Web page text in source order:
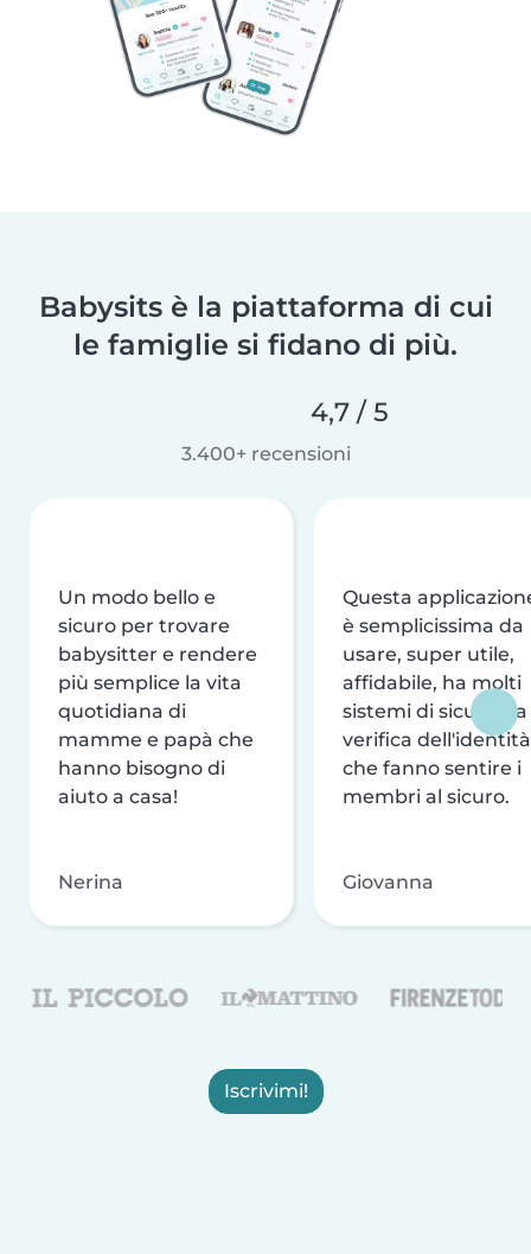
Babysits è la piattaforma di cui
le famiglie si fidano di più.
4,7 / 5
3.400+ recensioni
Un modo bello e
sicuro per trovare
babysitter e rendere
più semplice la vita
quotidiana di
mamme e papà che
hanno bisogno di
aiuto a casa!
Nerina
Questa
è semplicissima da
usare, super utile,
affidabile, ha molti
sistemi di sicurezza
verifica dell'identità
che fanno sentire i
membri al sicuro.
Giovanna
Iscrivimi!